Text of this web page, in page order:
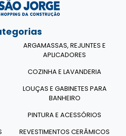
ARGAMASSAS, REJUNTES E
APLICADORES
COZINHA E LAVANDERIA
LOUÇAS E GABINETES PARA
BANHEIRO
PINTURA E ACESSÓRIOS
REVESTIMENTOS CERÂMICOS